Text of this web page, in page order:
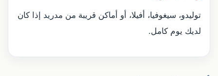
توليدو، سيغوفيا، أفيلا، أو أماكن قريبة من مدريد إذا كان
لديك يوم كامل.